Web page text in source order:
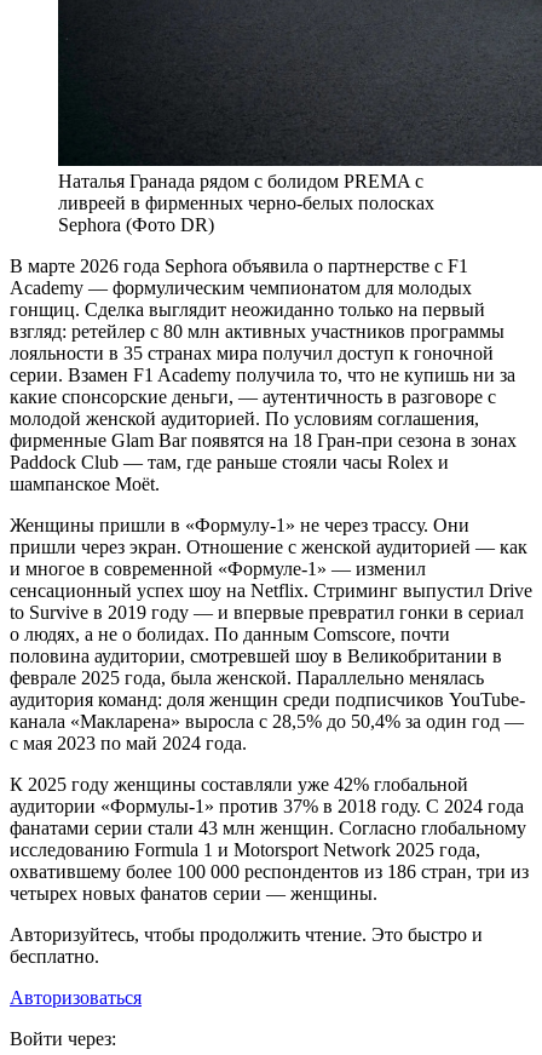
Наталья Гранада рядом с болидом PREMA с
ливреей в фирменных черно-белых полосках
Sephora (Фото DR)
В марте 2026 года Sephora объявила о партнерстве с F1
Academy — формулическим чемпионатом для молодых
гонщиц. Сделка выглядит неожиданно только на первый
взгляд: ретейлер с 80 млн активных участников программы
лояльности в 35 странах мира получил доступ к гоночной
серии. Взамен F1 Academy получила то, что не купишь ни за
какие спонсорские деньги, — аутентичность в разговоре с
молодой женской аудиторией. По условиям соглашения,
фирменные Glam Bar появятся на 18 Гран-при сезона в зонах
Paddock Club — там, где раньше стояли часы Rolex и
шампанское Moët.
Женщины пришли в «Формулу-1» не через трассу. Они
пришли через экран. Отношение с женской аудиторией — как
и многое в современной «Формуле-1» — изменил
сенсационный успех шоу на Netflix. Стриминг выпустил Drive
to Survive в 2019 году — и впервые превратил гонки в сериал
о людях, а не о болидах. По данным Comscore, почти
половина аудитории, смотревшей шоу в Великобритании в
феврале 2025 года, была женской. Параллельно менялась
аудитория команд: доля женщин среди подписчиков YouTube-
канала «Макларена» выросла с 28,5% до 50,4% за один год —
с мая 2023 по май 2024 года.
К 2025 году женщины составляли уже 42% глобальной
аудитории «Формулы-1» против 37% в 2018 году. С 2024 года
фанатами серии стали 43 млн женщин. Согласно глобальному
исследованию Formula 1 и Motorsport Network 2025 года,
охватившему более 100 000 респондентов из 186 стран, три из
четырех новых фанатов серии — женщины.
Авторизуйтесь, чтобы продолжить чтение. Это быстро и
бесплатно.
Авторизоваться
Войти через: